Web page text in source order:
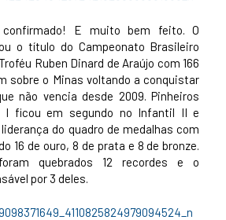
E muito bem feito. O
o título do Campeonato Brasileiro
Ruben Dinard de Araújo com 166
sobre o Minas voltando a conquistar
não vencia desde 2009. Pinheiros
I ficou em segundo no Infantil II e
do quadro de medalhas com
16 de ouro, 8 de prata e 8 de bronze.
quebrados 12 recordes e o
por 3 deles.